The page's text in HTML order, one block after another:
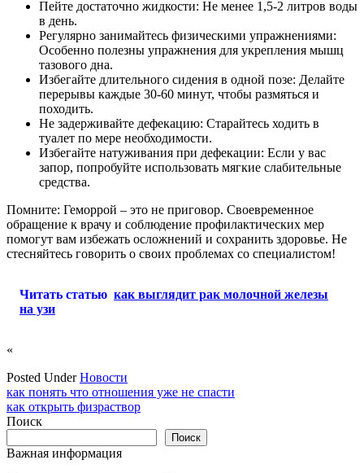
Пейте достаточно жидкости: Не менее 1,5-2 литров воды
в день.
Регулярно занимайтесь физическими упражнениями:
Особенно полезны упражнения для укрепления мышц
тазового дна.
Избегайте длительного сидения в одной позе: Делайте
перерывы каждые 30-60 минут, чтобы размяться и
походить.
Не задерживайте дефекацию: Старайтесь ходить в
туалет по мере необходимости.
Избегайте натуживания при дефекации: Если у вас
запор, попробуйте использовать мягкие слабительные
средства.
Помните: Геморрой – это не приговор. Своевременное
обращение к врачу и соблюдение профилактических мер
помогут вам избежать осложнений и сохранить здоровье. Не
стесняйтесь говорить о своих проблемах со специалистом!
Читать статью как выглядит рак молочной железы
на узи
«
Posted UnderНовости
Навигация
по
как понять что отношения уже не спасти
как открыть физраствор
Поиск
Поиск
Важная информация